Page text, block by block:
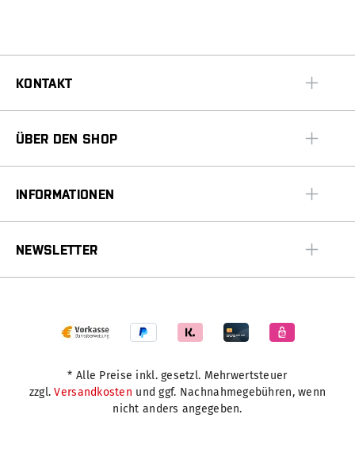
KONTAKT
ÜBER DEN SHOP
INFORMATIONEN
NEWSLETTER
* Alle Preise inkl. gesetzl. Mehrwertsteuer
zzgl.Versandkosten und ggf. Nachnahmegebühren, wenn
nicht anders angegeben.